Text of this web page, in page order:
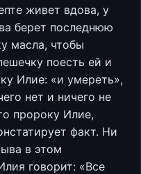
живет вдова, у
берет последнюю
масла, чтобы
поесть ей и
Илие: «и умереть»,
нет и ничего не
пророку Илие,
факт. Ни
в этом
говорит: «Все